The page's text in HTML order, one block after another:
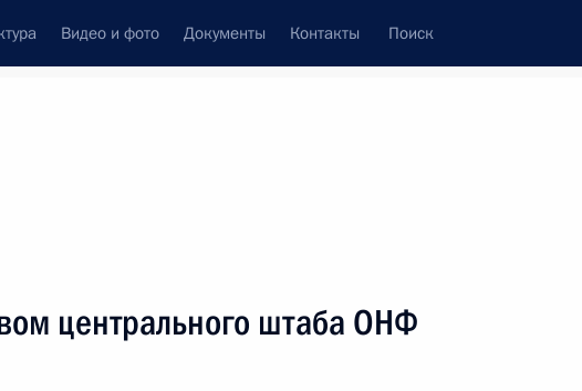
Видео и фото Документы Контакты Поиск
центрального штаба ОНФ